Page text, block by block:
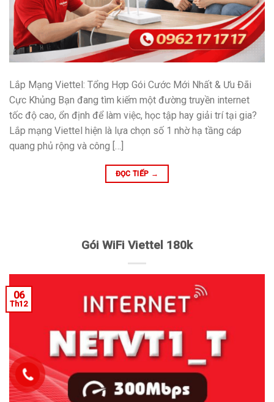
Lắp Mạng Viettel: Tổng Hợp Gói Cước Mới Nhất & Ưu Đãi
Cực Khủng Bạn đang tìm kiếm một đường truyền internet
tốc độ cao, ổn định để làm việc, học tập hay giải trí tại gia?
Lắp mạng Viettel hiện là lựa chọn số 1 nhờ hạ tầng cáp
quang phủ rộng và công […]
ĐỌC TIẾP →
Gói WiFi Viettel 180k
06
Th12